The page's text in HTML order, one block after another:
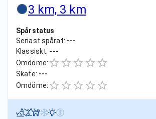
3 km, 3 km
Spårstatus
Senast spårat: ---
Klassiskt: ---
Omdöme:
Skate: ---
Omdöme: